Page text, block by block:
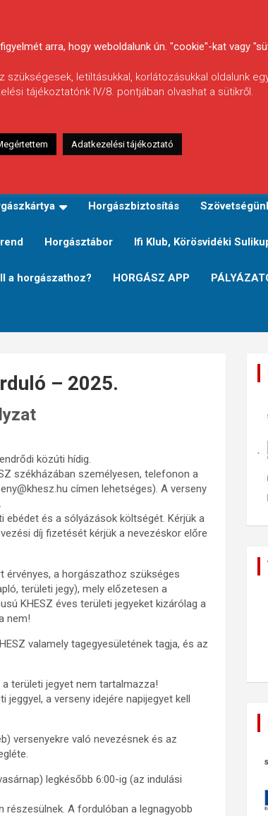
Horgászbiztosítás
Horgásztábor Ifi Klub, Körösvidéki
a horgászathoz? HORGÁSZ APP
– 2025.
közúti hídig.
székházában személyesen, telefonon a
címen lehetséges). A verseny
és a sólyázások költségét. Kérjük a
díj fizetését kérjük a nevezéskor előre
érvényes, a horgászathoz szükséges
területi jegy), mely előzetesen a
KHESZ éves területi jegyeket kizárólag a
nem!
valamely tagegyesületének tagja, és az
területi jegyet nem tartalmazza!
a verseny idejére napijegyet kell
versenyekre való nevezésnek és az
legkésőbb 6:00-ig (az indulási
A fordulóban a legnagyobb
arra, hogy weboldalunk ún. "cookie"-kat vagy
letiltásukkal, korlátozásukkal oldalunk
tájékoztatónk IV/8. pontjában olvashat a sütikről.
Adatkezelési tájékoztató